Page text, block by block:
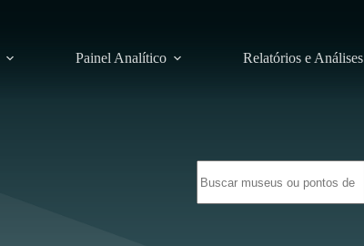
Painel Analítico Relatórios e Análises
resultados